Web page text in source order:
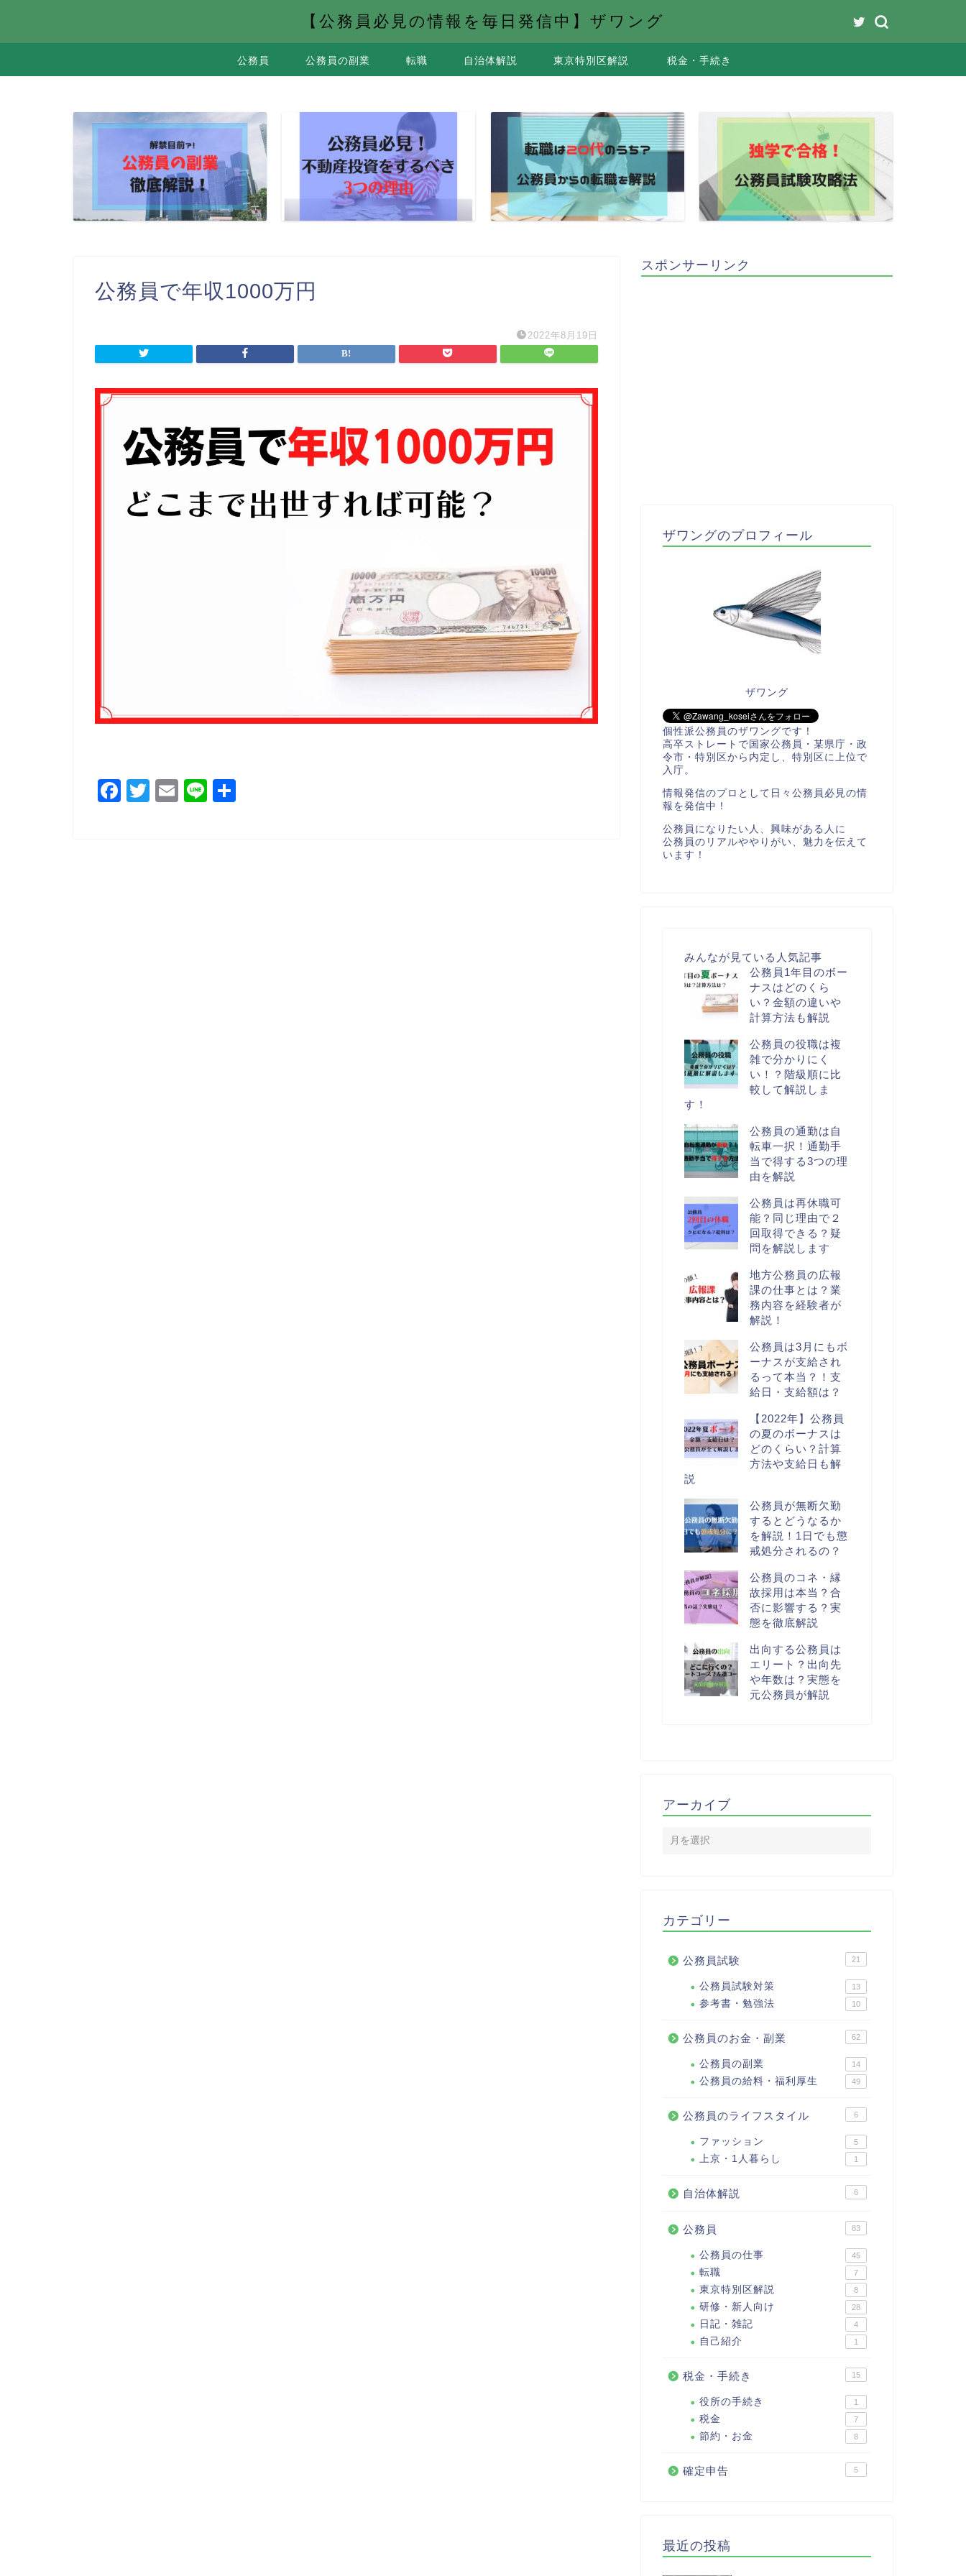
【公務員必見の情報を毎日発信中】ザワング
公務員 公務員の副業 転職 自治体解説 東京特別区解説 税金・手続き
公務員で年収1000万円
2022年8月19日
F
T
E
Li
スポンサーリンク
ザワングのプロフィール
ザワング
個性派公務員のザワングです！
高卒ストレートで国家公務員・某県庁・政
令市・特別区から内定し、特別区に上位で
入庁。
情報発信のプロとして日々公務員必見の情
報を発信中！
公務員になりたい人、興味がある人に
公務員のリアルややりがい、魅力を伝えて
います！
みんなが見ている人気記事
公務員1年目のボー
ナスはどのくら
い？金額の違いや
計算方法も解説
公務員の役職は複
雑で分かりにく
い！？階級順に比
較して解説しま
す！
公務員の通勤は自
転車一択！通勤手
当で得する3つの理
由を解説
公務員は再休職可
能？同じ理由で２
回取得できる？疑
問を解説します
地方公務員の広報
課の仕事とは？業
務内容を経験者が
解説！
公務員は3月にもボ
ーナスが支給され
るって本当？！支
給日・支給額は？
【2022年】公務員
の夏のボーナスは
どのくらい？計算
方法や支給日も解
説
公務員が無断欠勤
するとどうなるか
を解説！1日でも懲
戒処分されるの？
公務員のコネ・縁
故採用は本当？合
否に影響する？実
態を徹底解説
出向する公務員は
エリート？出向先
や年数は？実態を
元公務員が解説
アーカイブ
カテゴリー
公務員試験 21
公務員試験対策 13
参考書・勉強法 10
公務員のお金・副業 62
公務員の副業 14
公務員の給料・福利厚生 49
公務員のライフスタイル 6
ファッション 5
上京・1人暮らし 1
自治体解説 6
公務員 83
公務員の仕事 45
転職 7
東京特別区解説 8
研修・新人向け 28
日記・雑記 4
自己紹介 1
税金・手続き 15
役所の手続き 1
税金 7
節約・お金 8
確定申告 5
最近の投稿